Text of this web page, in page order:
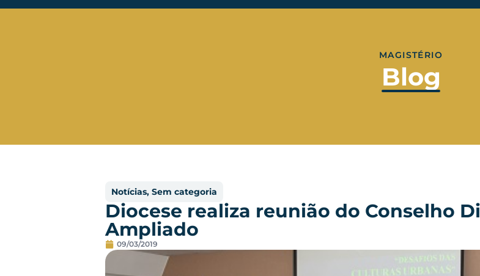
MAGISTÉRIO
Blog
Notícias, Sem categoria
Diocese realiza reunião do Conselho
Ampliado
09/03/2019